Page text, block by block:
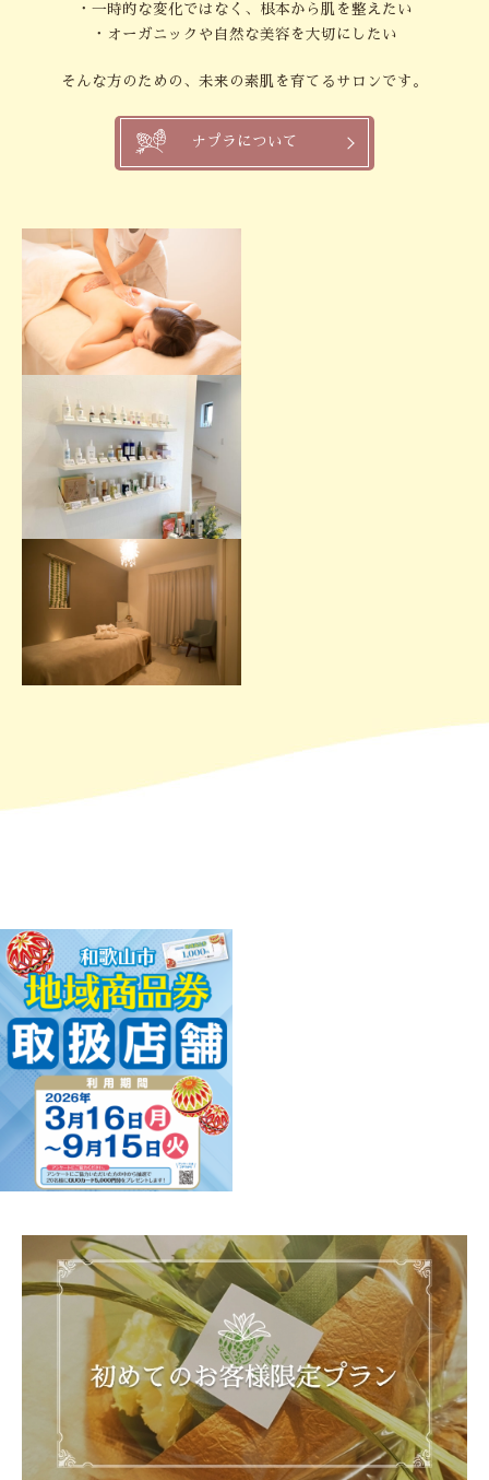
・一時的な変化ではなく、根本から肌を整えたい
・オーガニックや自然な美容を大切にしたい
そんな方のための、未来の素肌を育てるサロンです。
ナプラについて